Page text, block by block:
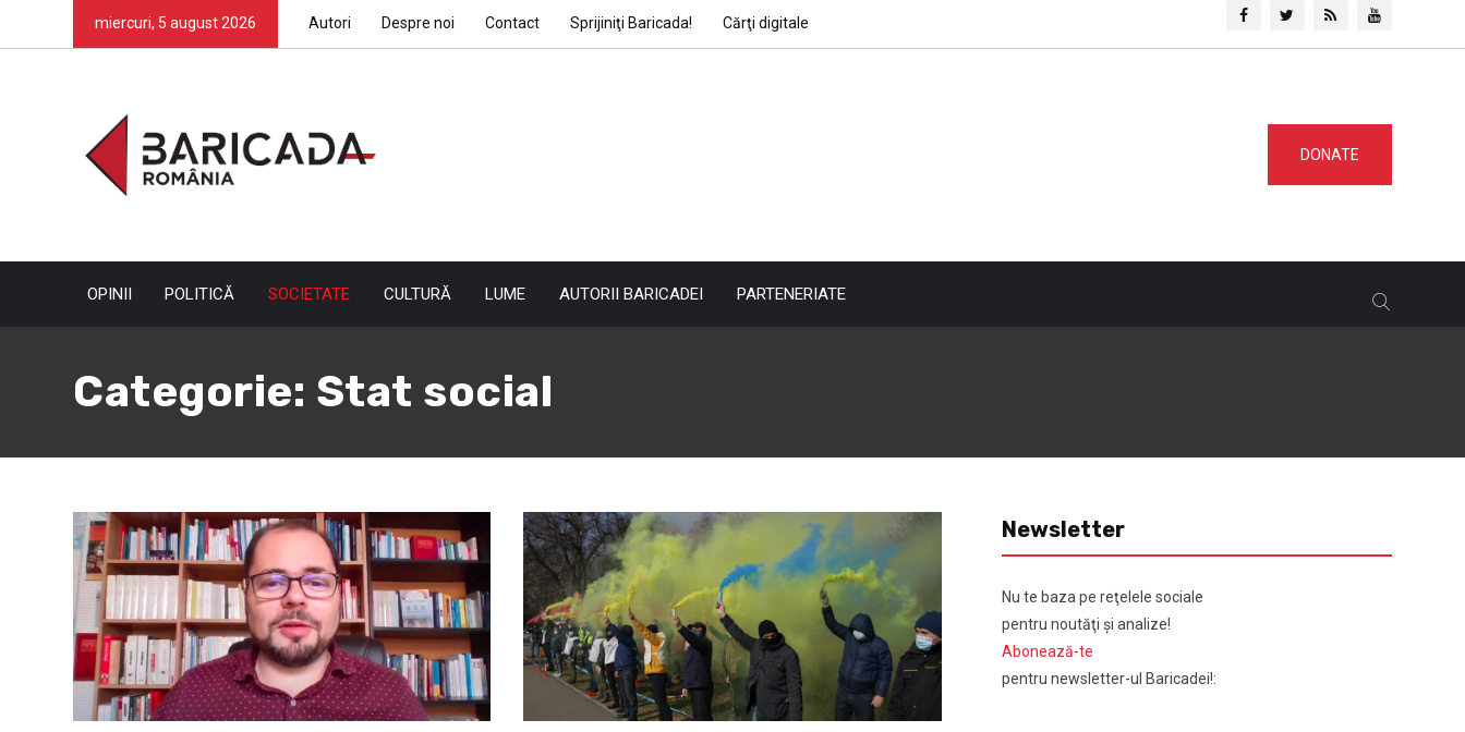
miercuri, 5 august 2026 Autori Despre noi Contact Sprijiniţi Baricada! Cărţi digitale
DONATE
OPINII POLITICĂ SOCIETATE CULTURĂ LUME AUTORII BARICADEI PARTENERIATE
Categorie: Stat social
Newsletter
Nu te baza pe reţelele sociale
pentru noutăţi şi analize!
Abonează-te
pentru newsletter-ul Baricadei!: